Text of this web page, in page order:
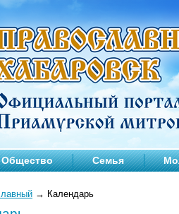
Общество Семья
→ Календарь